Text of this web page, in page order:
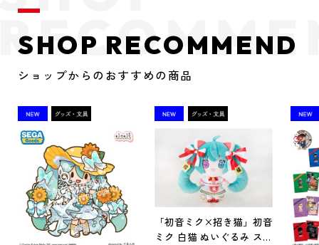
SHOP RECOMMEND
ショップからのおすすめの商品
「初音ミク×招き猫」初音
ミク 白猫 ぬいぐるみ スタ